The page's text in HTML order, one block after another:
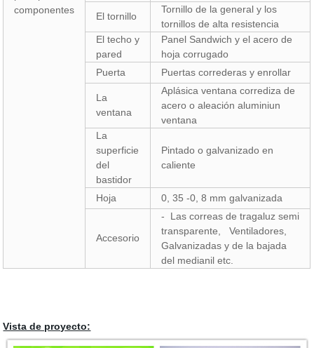
componentes
El tornillo
Tornillo de la general y los
tornillos de alta resistencia
El techo y
pared
Panel Sandwich y el acero de
hoja corrugado
Puerta
Puertas correderas y enrollar
La
ventana
Aplásica ventana corrediza de
acero o aleación aluminiun
ventana
La
superficie
del
bastidor
Pintado o galvanizado en
caliente
Hoja 0, 35 -0, 8 mm galvanizada
Accesorio
- Las correas de tragaluz semi
transparente, Ventiladores,
Galvanizadas y de la bajada
del medianil etc.
Vista de proyecto: